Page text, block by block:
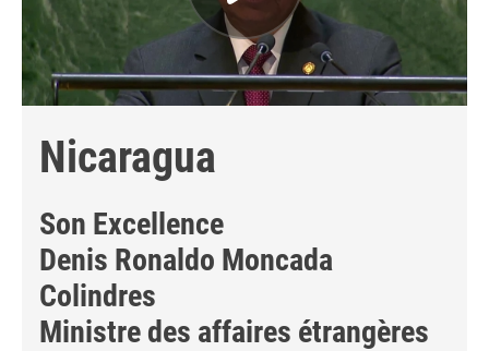
Nicaragua
Son Excellence
Denis Ronaldo Moncada
Colindres
Ministre des affaires étrangères